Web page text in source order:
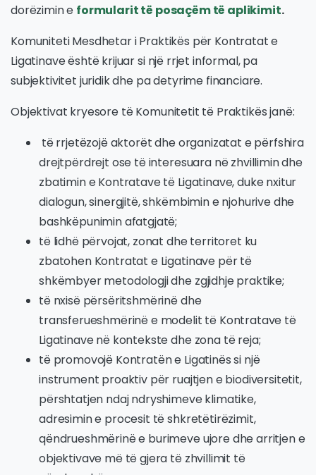
dorëzimin e formularit të posaçëm të aplikimit.
Komuniteti Mesdhetar i Praktikës për Kontratat e
Ligatinave është krijuar si një rrjet informal, pa
subjektivitet juridik dhe pa detyrime financiare.
Objektivat kryesore të Komunitetit të Praktikës janë:
të rrjetëzojë aktorët dhe organizatat e përfshira
drejtpërdrejt ose të interesuara në zhvillimin dhe
zbatimin e Kontratave të Ligatinave, duke nxitur
dialogun, sinergjitë, shkëmbimin e njohurive dhe
bashkëpunimin afatgjatë;
të lidhë përvojat, zonat dhe territoret ku
zbatohen Kontratat e Ligatinave për të
shkëmbyer metodologji dhe zgjidhje praktike;
të nxisë përsëritshmërinë dhe
transferueshmërinë e modelit të Kontratave të
Ligatinave në kontekste dhe zona të reja;
të promovojë Kontratën e Ligatinës si një
instrument proaktiv për ruajtjen e biodiversitetit,
përshtatjen ndaj ndryshimeve klimatike,
adresimin e procesit të shkretëtirëzimit,
qëndrueshmërinë e burimeve ujore dhe arritjen e
objektivave më të gjera të zhvillimit të